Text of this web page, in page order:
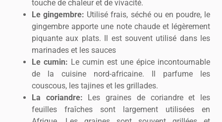
touche de chaleur et de vivacité.
Le gingembre: Utilisé frais, séché ou en poudre, le
gingembre apporte une note chaude et légèrement
piquante aux plats. Il est souvent utilisé dans les
marinades et les sauces
Le cumin: Le cumin est une épice incontournable
de la cuisine nord-africaine. Il parfume les
couscous, les tajines et les grillades.
La coriandre: Les graines de coriandre et les
feuilles fraîches sont largement utilisées en